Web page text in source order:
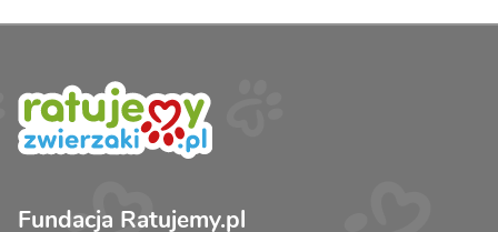
Fundacja Ratujemy.pl